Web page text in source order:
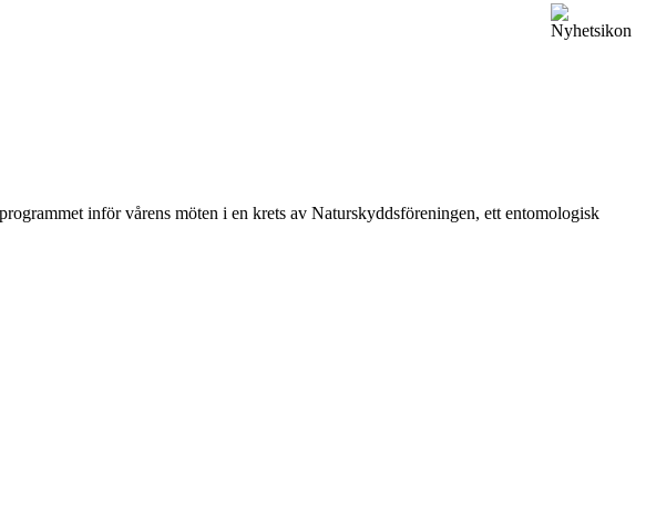
inför vårens möten i en krets av Naturskyddsföreningen, ett entomologisk